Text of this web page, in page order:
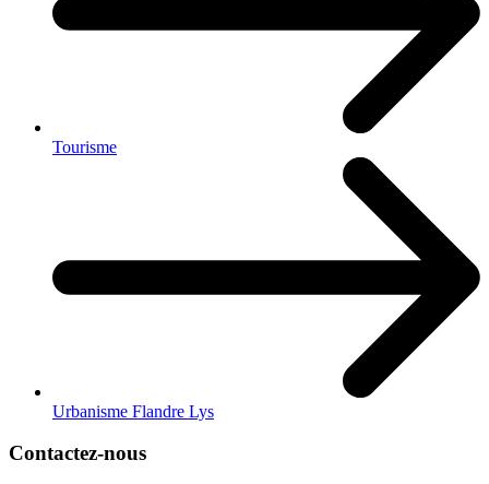
Tourisme
Urbanisme Flandre Lys
Contactez-nous